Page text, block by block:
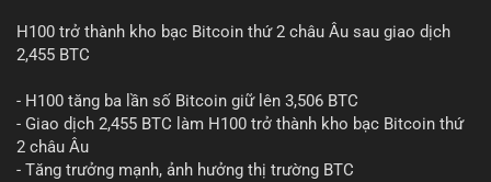
H100 trở thành kho bạc Bitcoin thứ 2 châu Âu sau giao dịch
2,455 BTC
- H100 tăng ba lần số Bitcoin giữ lên 3,506 BTC
- Giao dịch 2,455 BTC làm H100 trở thành kho bạc Bitcoin thứ
2 châu Âu
- Tăng trưởng mạnh, ảnh hưởng thị trường BTC